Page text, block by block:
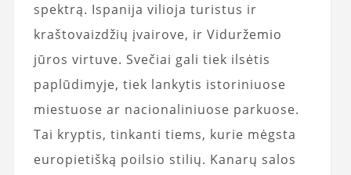
spektrą. Ispanija vilioja turistus ir
kraštovaizdžių įvairove, ir Viduržemio
jūros virtuve. Svečiai gali tiek ilsėtis
paplūdimyje, tiek lankytis istoriniuose
miestuose ar nacionaliniuose parkuose.
Tai kryptis, tinkanti tiems, kurie mėgsta
europietišką poilsio stilių. Kanarų salos